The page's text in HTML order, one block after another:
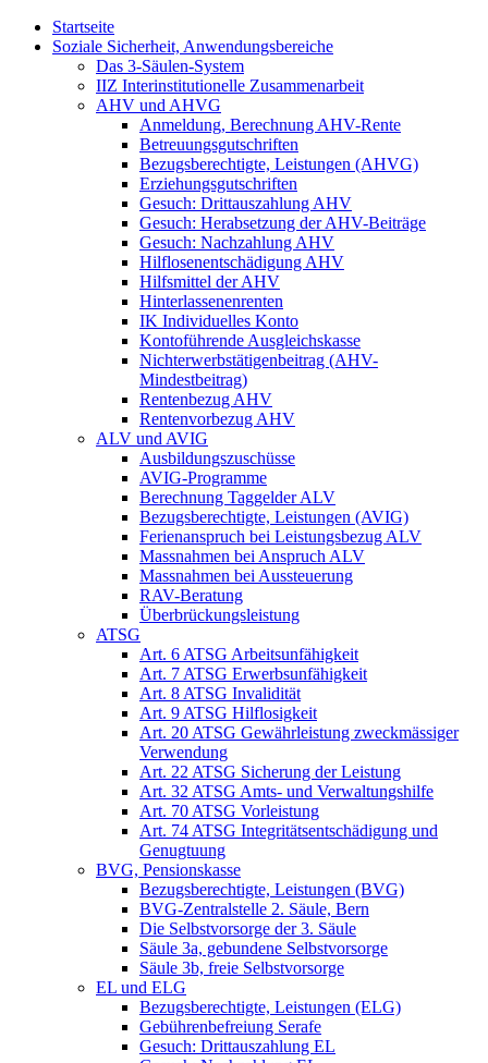
Startseite
Soziale Sicherheit, Anwendungsbereiche
Das 3-Säulen-System
IIZ Interinstitutionelle Zusammenarbeit
AHV und AHVG
Anmeldung, Berechnung AHV-Rente
Betreuungsgutschriften
Bezugsberechtigte, Leistungen (AHVG)
Erziehungsgutschriften
Gesuch: Drittauszahlung AHV
Gesuch: Herabsetzung der AHV-Beiträge
Gesuch: Nachzahlung AHV
Hilflosenentschädigung AHV
Hilfsmittel der AHV
Hinterlassenenrenten
IK Individuelles Konto
Kontoführende Ausgleichskasse
Nichterwerbstätigenbeitrag (AHV-
Mindestbeitrag)
Rentenbezug AHV
Rentenvorbezug AHV
ALV und AVIG
Ausbildungszuschüsse
AVIG-Programme
Berechnung Taggelder ALV
Bezugsberechtigte, Leistungen (AVIG)
Ferienanspruch bei Leistungsbezug ALV
Massnahmen bei Anspruch ALV
Massnahmen bei Aussteuerung
RAV-Beratung
Überbrückungsleistung
ATSG
Art. 6 ATSG Arbeitsunfähigkeit
Art. 7 ATSG Erwerbsunfähigkeit
Art. 8 ATSG Invalidität
Art. 9 ATSG Hilflosigkeit
Art. 20 ATSG Gewährleistung zweckmässiger
Verwendung
Art. 22 ATSG Sicherung der Leistung
Art. 32 ATSG Amts- und Verwaltungshilfe
Art. 70 ATSG Vorleistung
Art. 74 ATSG Integritätsentschädigung und
Genugtuung
BVG, Pensionskasse
Bezugsberechtigte, Leistungen (BVG)
BVG-Zentralstelle 2. Säule, Bern
Die Selbstvorsorge der 3. Säule
Säule 3a, gebundene Selbstvorsorge
Säule 3b, freie Selbstvorsorge
EL und ELG
Bezugsberechtigte, Leistungen (ELG)
Gebührenbefreiung Serafe
Gesuch: Drittauszahlung EL